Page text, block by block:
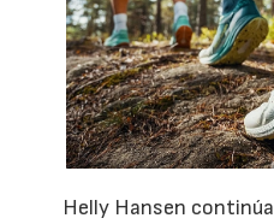
Helly Hansen